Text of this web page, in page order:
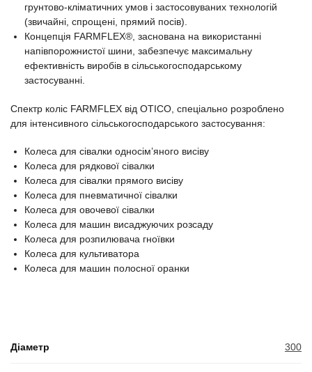
грунтово-кліматичних умов і застосовуваних технологій
(звичайні, спрощені, прямий посів).
Концепція FARMFLEX®, заснована на використанні
напівпорожнистої шини, забезпечує максимальну
ефективність виробів в сільськогосподарському
застосуванні.
Спектр коліс FARMFLEX від OTICO, спеціально розроблено
для інтенсивного сільськогосподарського застосування:
Колеса для сівалки односім’яного висіву
Колеса для рядкової сівалки
Колеса для сівалки прямого висіву
Колеса для пневматичної сівалки
Колеса для овочевої сівалки
Колеса для машин висаджуючих розсаду
Колеса для розпилювача гноївки
Колеса для культиватора
Колеса для машин полосної оранки
Діаметр 300